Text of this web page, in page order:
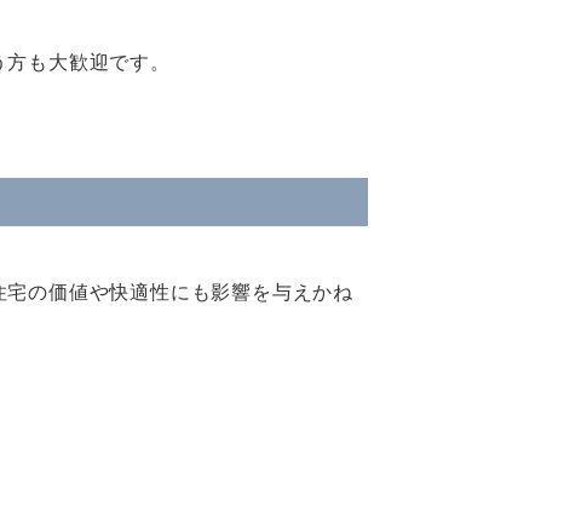
も大歓迎です。
の価値や快適性にも影響を与えかね